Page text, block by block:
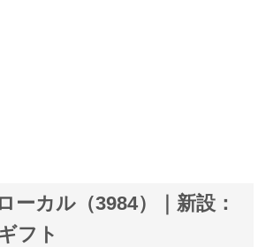
ーカル（3984）｜新設：
フト